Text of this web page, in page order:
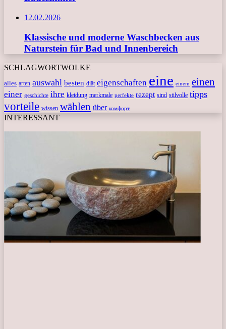
12.02.2026
Klassische und moderne Waschbecken aus
Naturstein für Bad und Innenbereich
SCHLAGWORTWOLKE
alles arten auswahl besten diät eigenschaften eine einem einen
einer geschichte ihre kleidung merkmale perfekte rezept sind stilvolle tipps
vorteile wissen wählen über комфорт
INTERESSANT